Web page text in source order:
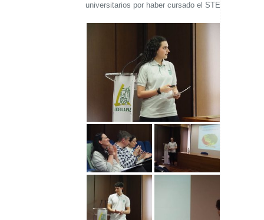
universitarios por haber cursado el STEMbach.